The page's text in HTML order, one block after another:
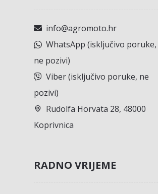
info@agromoto.hr
WhatsApp (isključivo poruke,
ne pozivi)
Viber (isključivo poruke, ne
pozivi)
Rudolfa Horvata 28, 48000
Koprivnica
RADNO VRIJEME